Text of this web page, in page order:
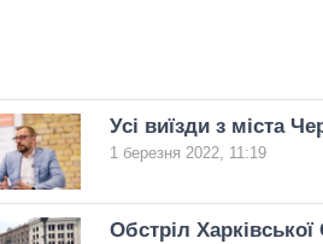
Усі виїзди з міста
1 березня 2022, 11:19
Обстріл